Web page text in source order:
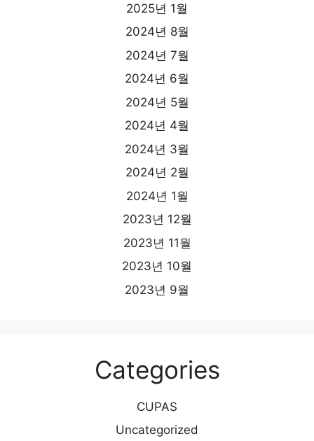
2025년 1월
2024년 8월
2024년 7월
2024년 6월
2024년 5월
2024년 4월
2024년 3월
2024년 2월
2024년 1월
2023년 12월
2023년 11월
2023년 10월
2023년 9월
Categories
CUPAS
Uncategorized